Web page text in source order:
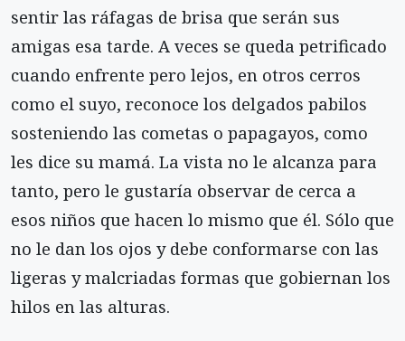
sentir las ráfagas de brisa que serán sus
amigas esa tarde. A veces se queda petrificado
cuando enfrente pero lejos, en otros cerros
como el suyo, reconoce los delgados pabilos
sosteniendo las cometas o papagayos, como
les dice su mamá. La vista no le alcanza para
tanto, pero le gustaría observar de cerca a
esos niños que hacen lo mismo que él. Sólo que
no le dan los ojos y debe conformarse con las
ligeras y malcriadas formas que gobiernan los
hilos en las alturas.